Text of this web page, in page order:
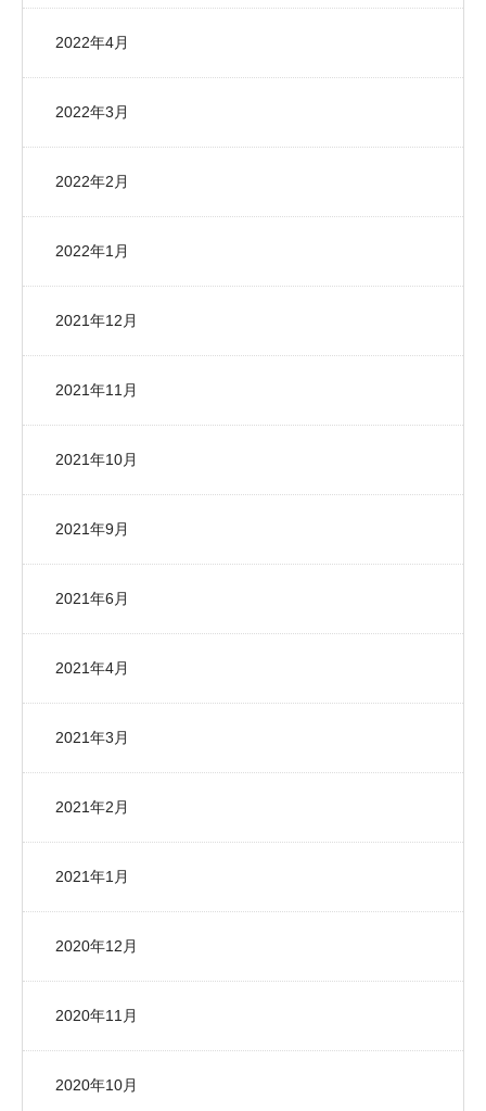
2022年4月
2022年3月
2022年2月
2022年1月
2021年12月
2021年11月
2021年10月
2021年9月
2021年6月
2021年4月
2021年3月
2021年2月
2021年1月
2020年12月
2020年11月
2020年10月